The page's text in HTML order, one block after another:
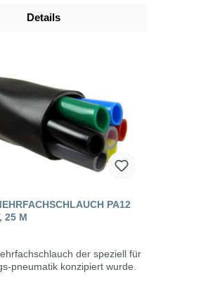
Details
PA12
25 M
der speziell für
pneumatik konzipiert wurde.